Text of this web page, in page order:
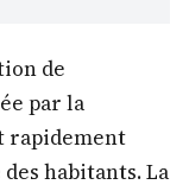
de
par la
rapidement
habitants. La